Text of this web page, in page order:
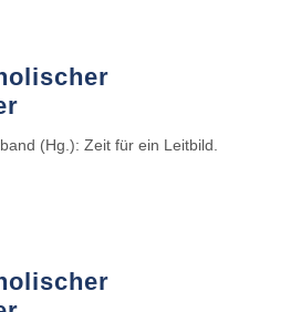
(Hg.): Zeit für ein Leitbild.